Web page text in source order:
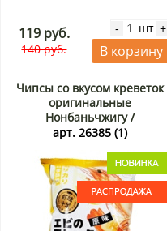
119 руб.
140 руб.
- шт +
В корзину
Чипсы со вкусом креветок
оригинальные
Нонбаньчжигу /
Nongbanzhigu, Китай, 40 г.
Распродажа
арт. 26385 (1)